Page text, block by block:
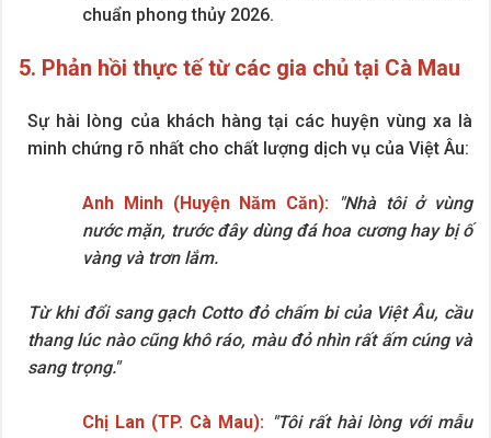
chuẩn phong thủy 2026.
5. Phản hồi thực tế từ các gia chủ tại Cà Mau
Sự hài lòng của khách hàng tại các huyện vùng xa là
minh chứng rõ nhất cho chất lượng dịch vụ của Việt Âu:
Anh Minh (Huyện Năm Căn): "Nhà tôi ở vùng
nước mặn, trước đây dùng đá hoa cương hay bị ố
vàng và trơn lắm.
Từ khi đổi sang gạch Cotto đỏ chấm bi của Việt Âu, cầu
thang lúc nào cũng khô ráo, màu đỏ nhìn rất ấm cúng và
sang trọng."
Chị Lan (TP. Cà Mau): "Tôi rất hài lòng với mẫu